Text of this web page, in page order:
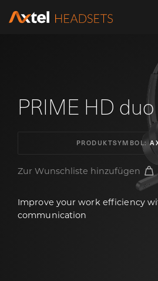
PRIME HD
PRODUKTSYMBOL:
Zur Wunschliste hinzufügen
Improve your work efficiency
communication